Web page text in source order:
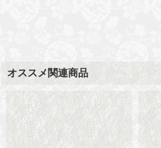
オススメ関連商品